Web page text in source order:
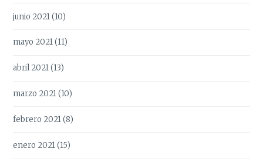
junio 2021(10)
mayo 2021(11)
abril 2021(13)
marzo 2021(10)
febrero 2021(8)
enero 2021(15)